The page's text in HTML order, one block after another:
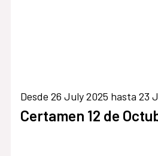
Desde 26 July 2025 hasta 23
Certamen 12 de